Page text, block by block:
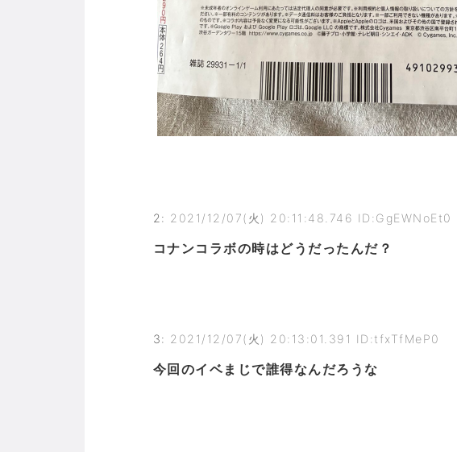
2 : 2021/12/07(火) 20:11:48.746 ID:GgEWNoEt0
コナンコラボの時はどうだったんだ？
3: 2021/12/07(火) 20:13:01.391 ID:tfxTfMeP0
今回のイベまじで誰得なんだろうな